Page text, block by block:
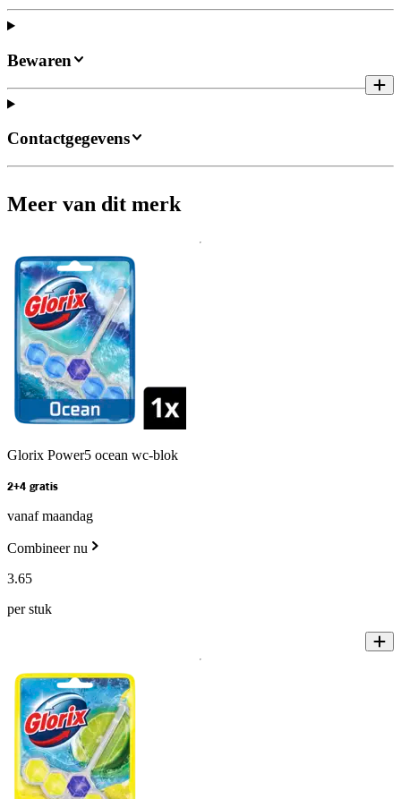
Bewaren
Contactgegevens
Meer van dit merk
Glorix Power5 ocean wc-blok
2+4 gratis
vanaf maandag
Combineer nu
3.65
per stuk